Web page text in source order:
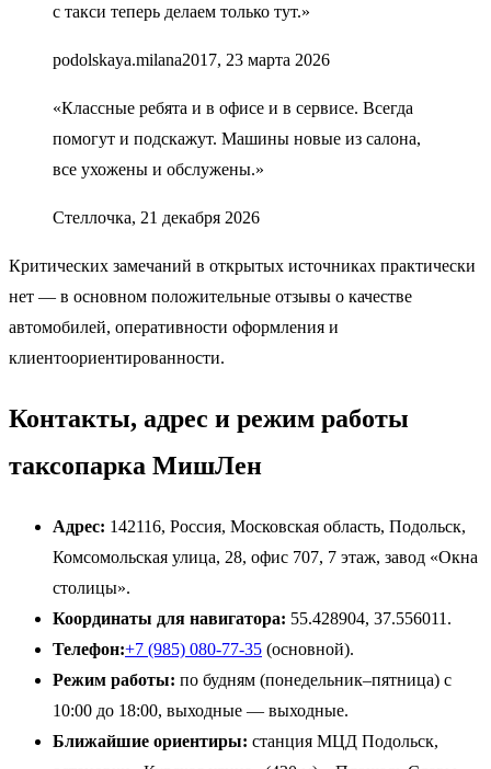
с такси теперь делаем только тут.»
podolskaya.milana2017, 23 марта 2026
«Классные ребята и в офисе и в сервисе. Всегда
помогут и подскажут. Машины новые из салона,
все ухожены и обслужены.»
Стеллочка, 21 декабря 2026
Критических замечаний в открытых источниках практически
нет — в основном положительные отзывы о качестве
автомобилей, оперативности оформления и
клиентоориентированности.
Контакты, адрес и режим работы
таксопарка МишЛен
Адрес: 142116, Россия, Московская область, Подольск,
Комсомольская улица, 28, офис 707, 7 этаж, завод «Окна
столицы».
Координаты для навигатора: 55.428904, 37.556011.
Телефон:+7 (985) 080-77-35 (основной).
Режим работы: по будням (понедельник–пятница) с
10:00 до 18:00, выходные — выходные.
Ближайшие ориентиры: станция МЦД Подольск,